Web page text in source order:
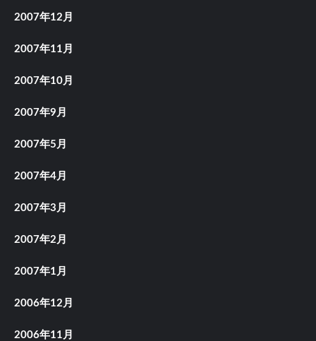
2007年12月
2007年11月
2007年10月
2007年9月
2007年5月
2007年4月
2007年3月
2007年2月
2007年1月
2006年12月
2006年11月